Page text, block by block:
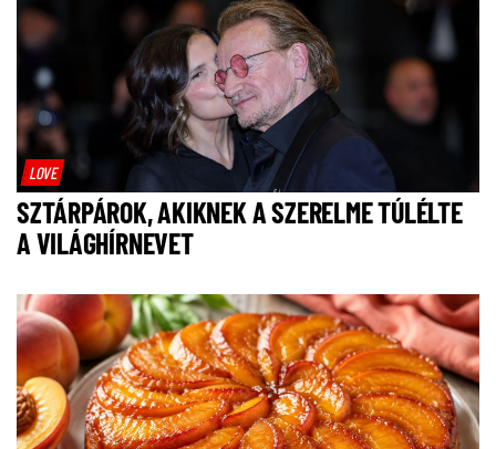
LOVE
SZTÁRPÁROK, AKIKNEK A SZERELME TÚLÉLTE
A VILÁGHÍRNEVET